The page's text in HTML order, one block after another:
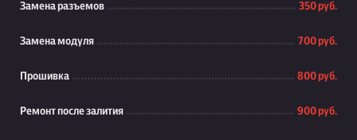
Замена разъемов 350 руб.
Замена модуля 700 руб.
Прошивка 800 руб.
Ремонт после залития 900 руб.